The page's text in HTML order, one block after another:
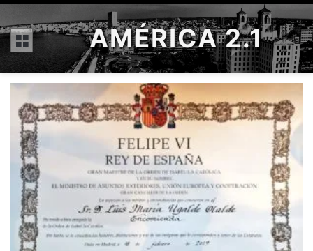
Menú AMÉRICA 2.1